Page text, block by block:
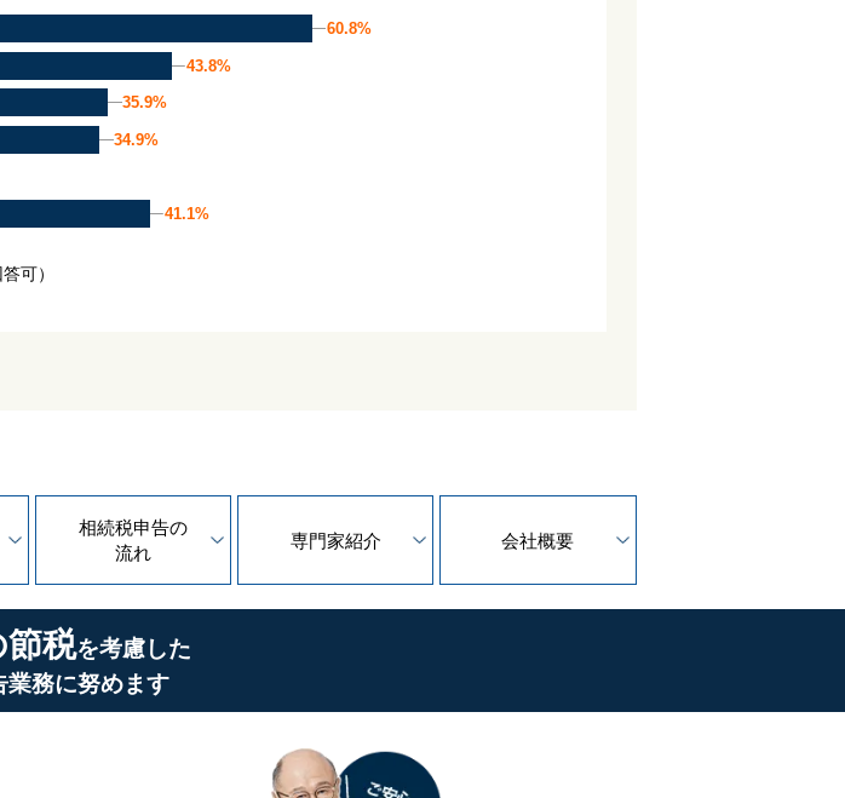
60.8%
60.8%
43.8%
43.8%
35.9%
35.9%
34.9%
34.9%
41.1%
41.1%
可）
相続税申告の
流れ
専門家紹介 会社概要
節税を考慮した
業務に努めます